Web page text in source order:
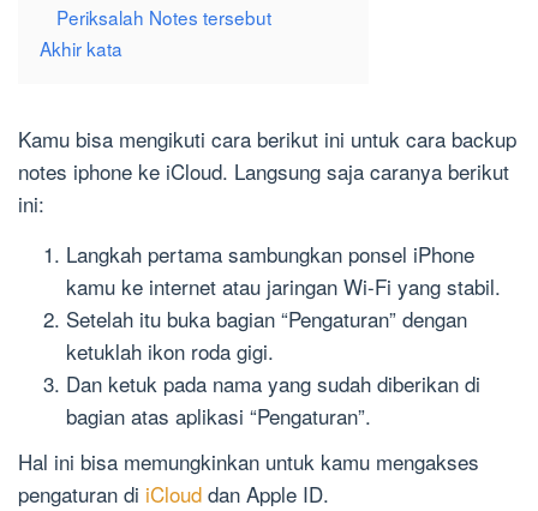
Periksalah Notes tersebut
Akhir kata
Kamu bisa mengikuti cara berikut ini untuk cara backup
notes iphone ke iCloud. Langsung saja caranya berikut
ini:
Langkah pertama sambungkan ponsel iPhone
kamu ke internet atau jaringan Wi-Fi yang stabil.
Setelah itu buka bagian “Pengaturan” dengan
ketuklah ikon roda gigi.
Dan ketuk pada nama yang sudah diberikan di
bagian atas aplikasi “Pengaturan”.
Hal ini bisa memungkinkan untuk kamu mengakses
pengaturan di iCloud dan Apple ID.